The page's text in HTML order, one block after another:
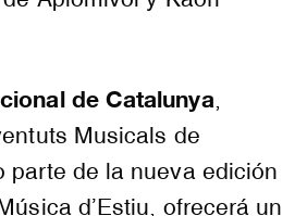
de Catalunya,
Musicals de
parte de la nueva edición
d’Estiu, ofrecerá un